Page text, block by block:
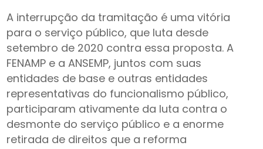
A interrupção da tramitação é uma vitória
para o serviço público, que luta desde
setembro de 2020 contra essa proposta. A
FENAMP e a ANSEMP, juntos com suas
entidades de base e outras entidades
representativas do funcionalismo público,
participaram ativamente da luta contra o
desmonte do serviço público e a enorme
retirada de direitos que a reforma